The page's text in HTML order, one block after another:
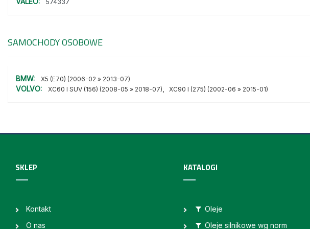
574337
SAMOCHODY OSOBOWE
BMW: X5 (E70) (2006-02 » 2013-07)
VOLVO: XC60 I SUV (156) (2008-05 » 2018-07) XC90 I (275) (2002-06 » 2015-01)
SKLEP
Kontakt
O nas
KATALOGI
Oleje
Oleje silnikowe wg norm